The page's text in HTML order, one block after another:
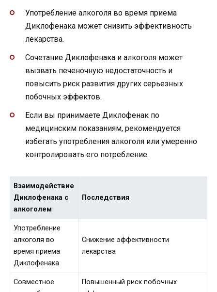
Употребление алкоголя во время приема
Диклофенака может снизить эффективность
лекарства.
Сочетание Диклофенака и алкоголя может
вызвать печеночную недостаточность и
повысить риск развития других серьезных
побочных эффектов.
Если вы принимаете Диклофенак по
медицинским показаниям, рекомендуется
избегать употребления алкоголя или умеренно
контролировать его потребление.
Взаимодействие
Диклофенака с
алкоголем
Последствия
Употребление
алкоголя во
время приема
Диклофенака
Снижение эффективности
лекарства
Совместное
Повышенный риск побочных